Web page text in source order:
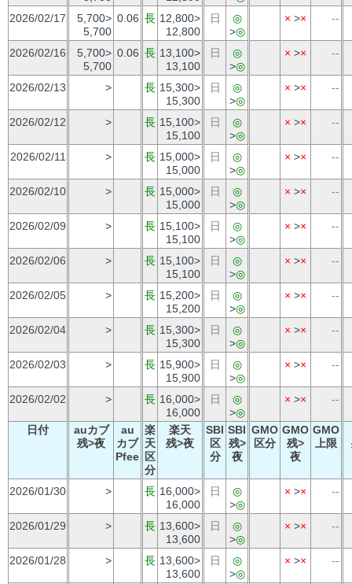
2026/02/17
5,700>
5,700
0.06 長 12,800>
12,800
日
◎
>◎
× >× --
2026/02/16
5,700>
5,700
0.06 長 13,100>
13,100
日
◎
>◎
× >× --
2026/02/13 > 長 15,300>
15,300
日
◎
>◎
× >× --
2026/02/12 > 長 15,100>
15,100
日
◎
>◎
× >× --
2026/02/11 > 長 15,000>
15,000
日
◎
>◎
× >× --
2026/02/10 > 長 15,000>
15,000
日
◎
>◎
× >× --
2026/02/09 > 長 15,100>
15,100
日
◎
>◎
× >× --
2026/02/06 > 長 15,100>
15,100
日
◎
>◎
× >× --
2026/02/05 > 長 15,200>
15,200
日
◎
>◎
× >× --
2026/02/04 > 長 15,300>
15,300
日
◎
>◎
× >× --
2026/02/03 > 長 15,900>
15,900
日
◎
>◎
× >× --
2026/02/02 > 長 16,000>
16,000
日
◎
>◎
× >× --
日付
auカブ
残>夜
au
カブ
Pfee
楽
天
区
分
楽天
残>夜
SBI
区
分
SBI
残>
夜
GMO
区分
GMO
残>
夜
GMO
上限
2026/01/30 > 長 16,000>
16,000
日
◎
>◎
× >× --
2026/01/29 > 長 13,600>
13,600
日
◎
>◎
× >× --
2026/01/28 > 長 13,600>
13,600
日
◎
>◎
× >× --